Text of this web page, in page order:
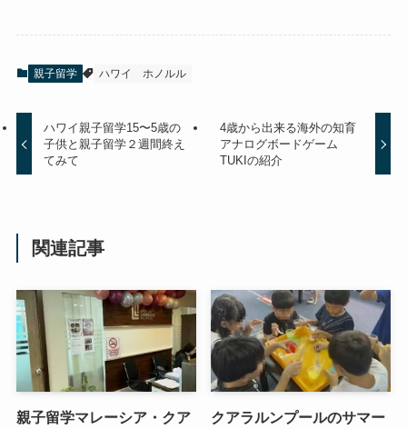
親子留学 ハワイ ホノルル
ハワイ親子留学15〜5歳の
子供と親子留学２週間終え
てみて
4歳から出来る海外の知育
アナログボードゲーム
TUKIの紹介
関連記事
親子留学マレーシア・クア
クアラルンプールのサマー